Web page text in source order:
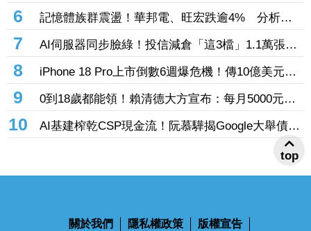
53萬張成寵兒 「這檔」前7月營收狂超去年全年
也獲青睞
6
記憶體族群震盪！華邦電、旺宏跌逾4% 分析師
點名「這2檔」多頭：布局看技術面
7
AI伺服器同步臉綠！投信減倉「這3檔」1.1萬張
投信連砍緯創2刀帶走18.96億元
8
iPhone 18 Pro上市倒數6週爆危機！傳10億美元晶
片卡封裝「躺在廠房」 恐面臨庫存不足
9
0到18歲都能領！賴清德大方宣布：每月5000元成
長津貼 婚、產假全面加碼
10
AI基建榨乾CSP現金流！阮慕驊揭Google大舉債衝
擊
關於我們 隱私權政策 版權宣告
top